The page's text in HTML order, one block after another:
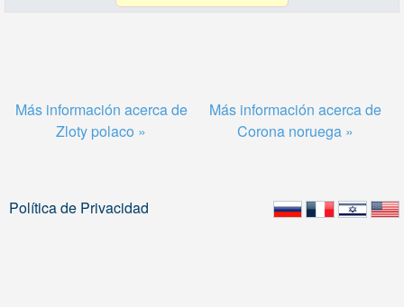
Más información acerca de
Zloty polaco »
Más información acerca de
Corona noruega »
Política de Privacidad